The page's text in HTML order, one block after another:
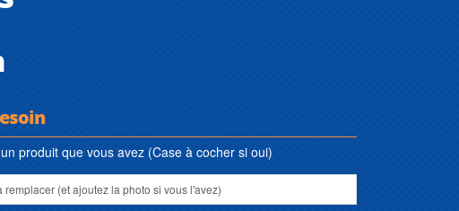
produit que vous avez (Case à cocher si oui)